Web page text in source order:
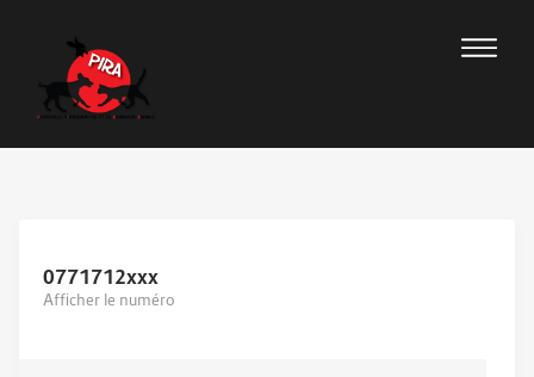
0771712xxx
Afficher le numéro